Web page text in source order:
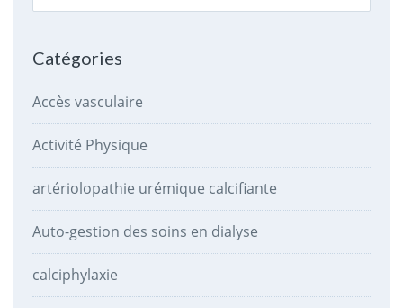
Catégories
Accès vasculaire
Activité Physique
artériolopathie urémique calcifiante
Auto-gestion des soins en dialyse
calciphylaxie